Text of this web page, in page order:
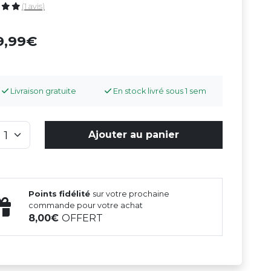
(1 avis)
Livraison gratuite En stock livré sous 1 sem
Ajouter au panier
Points fidélité sur votre prochaine
commande pour votre achat
8,00OFFERT